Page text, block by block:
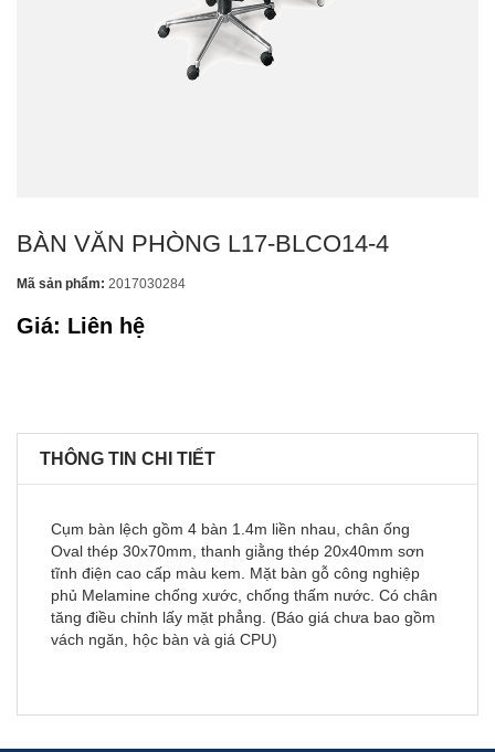
BÀN VĂN PHÒNG L17-BLCO14-4
Mã sản phẩm: 2017030284
Giá: Liên hệ
THÔNG TIN CHI TIẾT
Cụm bàn lệch gồm 4 bàn 1.4m liền nhau, chân ống
Oval thép 30x70mm, thanh giằng thép 20x40mm sơn
tĩnh điện cao cấp màu kem. Mặt bàn gỗ công nghiệp
phủ Melamine chống xước, chống thấm nước. Có chân
tăng điều chỉnh lấy mặt phẳng. (Báo giá chưa bao gồm
vách ngăn, hộc bàn và giá CPU)